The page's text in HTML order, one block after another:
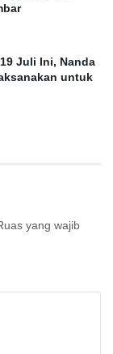
Juli Ini, Nanda
untuk
yang wajib